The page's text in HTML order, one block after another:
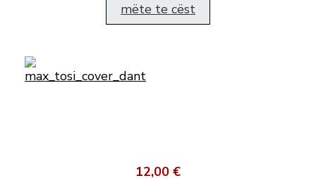
mëte te cëst
12,00 €